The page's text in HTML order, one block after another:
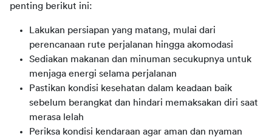
penting berikut ini:
Lakukan persiapan yang matang, mulai dari
perencanaan rute perjalanan hingga akomodasi
Sediakan makanan dan minuman secukupnya untuk
menjaga energi selama perjalanan
Pastikan kondisi kesehatan dalam keadaan baik
sebelum berangkat dan hindari memaksakan diri saat
merasa lelah
Periksa kondisi kendaraan agar aman dan nyaman